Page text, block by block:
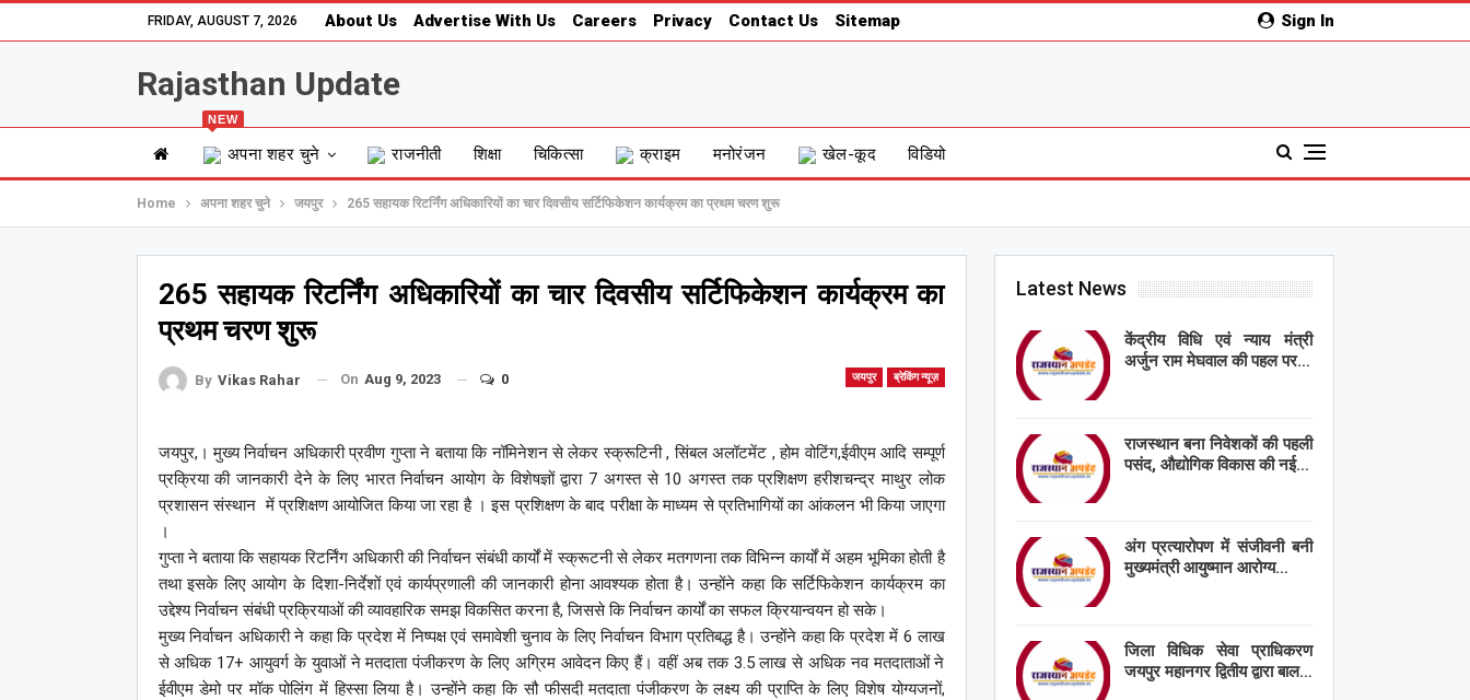
Sign In
FRIDAY, AUGUST 7, 2026 About Us Advertise With Us Careers Privacy Contact Us Sitemap
Rajasthan Update
अपना शहर चुने
NEW
राजनीती शिक्षा चिकित्सा क्राइम मनोरंजन खेल-कूद विडियो
Home अपना शहर चुने जयपुर 265 सहायक रिटर्निंग अधिकारियों का चार दिवसीय सर्टिफिकेशन कार्यक्रम का प्रथम चरण शुरू
265 सहायक रिटर्निंग अधिकारियों का चार दिवसीय सर्टिफिकेशन कार्यक्रम का
प्रथम चरण शुरू
जयपुर ब्रेकिंग न्यूज़
By Vikas Rahar On Aug 9, 2023 0
जयपुर,। मुख्य निर्वाचन अधिकारी प्रवीण गुप्ता ने बताया कि नॉमिनेशन से लेकर स्क्रूटिनी , सिंबल अलॉटमेंट , होम वोटिंग,ईवीएम आदि सम्पूर्ण
प्रक्रिया की जानकारी देने के लिए भारत निर्वाचन आयोग के विशेषज्ञों द्वारा 7 अगस्त से 10 अगस्त तक प्रशिक्षण हरीशचन्द्र माथुर लोक
प्रशासन संस्थान में प्रशिक्षण आयोजित किया जा रहा है । इस प्रशिक्षण के बाद परीक्षा के माध्यम से प्रतिभागियों का आंकलन भी किया जाएगा
।
गुप्ता ने बताया कि सहायक रिटर्निंग अधिकारी की निर्वाचन संबंधी कार्यों में स्क्रूटनी से लेकर मतगणना तक विभिन्न कार्यों में अहम भूमिका होती है
तथा इसके लिए आयोग के दिशा-निर्देशों एवं कार्यप्रणाली की जानकारी होना आवश्यक होता है। उन्होंने कहा कि सर्टिफिकेशन कार्यक्रम का
उद्देश्य निर्वाचन संबंधी प्रक्रियाओं की व्यावहारिक समझ विकसित करना है, जिससे कि निर्वाचन कार्यों का सफल क्रियान्वयन हो सके।
मुख्य निर्वाचन अधिकारी ने कहा कि प्रदेश में निष्पक्ष एवं समावेशी चुनाव के लिए निर्वाचन विभाग प्रतिबद्ध है। उन्होंने कहा कि प्रदेश में 6 लाख
से अधिक 17+ आयुवर्ग के युवाओं ने मतदाता पंजीकरण के लिए अग्रिम आवेदन किए हैं। वहीं अब तक 3.5 लाख से अधिक नव मतदाताओं ने
ईवीएम डेमो पर मॉक पोलिंग में हिस्सा लिया है। उन्होंने कहा कि सौ फीसदी मतदाता पंजीकरण के लक्ष्य की प्राप्ति के लिए विशेष योग्यजनों,
Latest News
केंद्रीय विधि एवं न्याय मंत्री
अर्जुन राम मेघवाल की पहल पर…
राजस्थान बना निवेशकों की पहली
पसंद, औद्योगिक विकास की नई…
अंग प्रत्यारोपण में संजीवनी बनी
मुख्यमंत्री आयुष्मान आरोग्य…
जिला विधिक सेवा प्राधिकरण
जयपुर महानगर द्वितीय द्वारा बाल…